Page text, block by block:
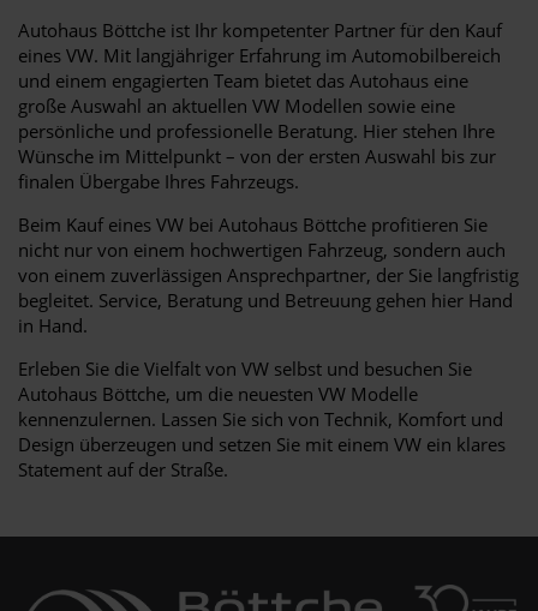
Autohaus Böttche ist Ihr kompetenter Partner für den Kauf
eines VW. Mit langjähriger Erfahrung im Automobilbereich
und einem engagierten Team bietet das Autohaus eine
große Auswahl an aktuellen VW Modellen sowie eine
persönliche und professionelle Beratung. Hier stehen Ihre
Wünsche im Mittelpunkt – von der ersten Auswahl bis zur
finalen Übergabe Ihres Fahrzeugs.
Beim Kauf eines VW bei Autohaus Böttche profitieren Sie
nicht nur von einem hochwertigen Fahrzeug, sondern auch
von einem zuverlässigen Ansprechpartner, der Sie langfristig
begleitet. Service, Beratung und Betreuung gehen hier Hand
in Hand.
Erleben Sie die Vielfalt von VW selbst und besuchen Sie
Autohaus Böttche, um die neuesten VW Modelle
kennenzulernen. Lassen Sie sich von Technik, Komfort und
Design überzeugen und setzen Sie mit einem VW ein klares
Statement auf der Straße.